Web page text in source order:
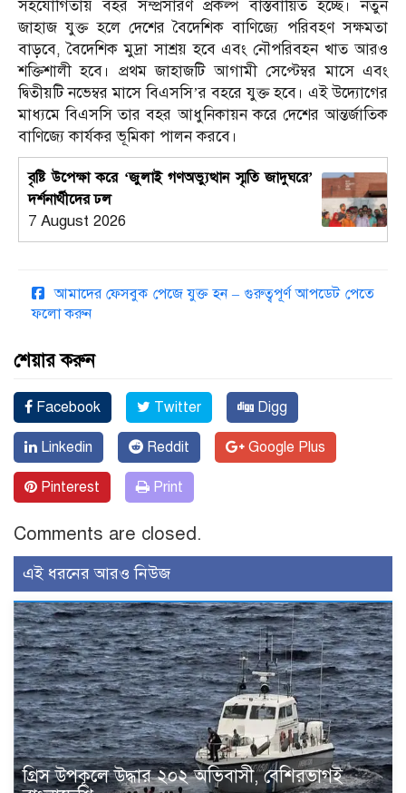
সহযোগিতায় বহর সম্প্রসারণ প্রকল্প বাস্তবায়িত হচ্ছে। নতুন
জাহাজ যুক্ত হলে দেশের বৈদেশিক বাণিজ্যে পরিবহণ সক্ষমতা
বাড়বে, বৈদেশিক মুদ্রা সাশ্রয় হবে এবং নৌপরিবহন খাত আরও
শক্তিশালী হবে। প্রথম জাহাজটি আগামী সেপ্টেম্বর মাসে এবং
দ্বিতীয়টি নভেম্বর মাসে বিএসসি’র বহরে যুক্ত হবে। এই উদ্যোগের
মাধ্যমে বিএসসি তার বহর আধুনিকায়ন করে দেশের আন্তর্জাতিক
বাণিজ্যে কার্যকর ভূমিকা পালন করবে।
বৃষ্টি উপেক্ষা করে ‘জুলাই গণঅভ্যুত্থান স্মৃতি জাদুঘরে’
দর্শনার্থীদের ঢল
7 August 2026
আমাদের ফেসবুক পেজে যুক্ত হন – গুরুত্বপূর্ণ আপডেট পেতে
ফলো করুন
শেয়ার করুন
Facebook Twitter Digg
Linkedin Reddit Google Plus
Pinterest Print
Comments are closed.
এই ধরনের আরও নিউজ
গ্রিস উপকূলে উদ্ধার ২০২ অভিবাসী, বেশিরভাগই